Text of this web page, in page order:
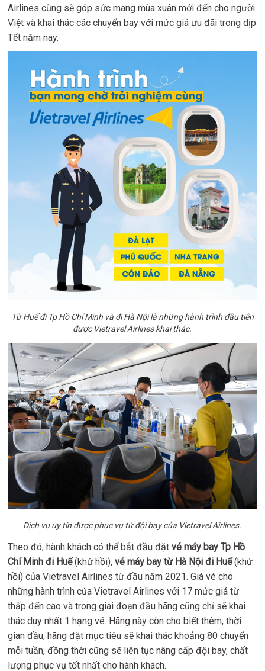
Airlines cũng sẽ góp sức mang mùa xuân mới đến cho người
Việt và khai thác các chuyến bay với mức giá ưu đãi trong dịp
Tết năm nay.
Từ Huế đi Tp Hồ Chí Minh và đi Hà Nội là những hành trình đầu tiên
được Vietravel Airlines khai thác.
Dịch vụ uy tín được phục vụ từ đội bay của Vietravel Airlines.
Theo đó, hành khách có thể bắt đầu đặtvé máy bay Tp Hồ
Chí Minh đi Huế(khứ hồi),vé máy bay từ Hà Nội đi Huế(khứ
hồi) của Vietravel Airlines từ đầu năm 2021. Giá vé cho
những hành trình của Vietravel Airlines với 17 mức giá từ
thấp đến cao và trong giai đoạn đầu hãng cũng chỉ sẽ khai
thác duy nhất 1 hạng vé. Hãng này còn cho biết thêm, thời
gian đầu, hãng đặt mục tiêu sẽ khai thác khoảng 80 chuyến
mỗi tuần, đồng thời cũng sẽ liên tục nâng cấp đội bay, chất
lượng phục vụ tốt nhất cho hành khách.